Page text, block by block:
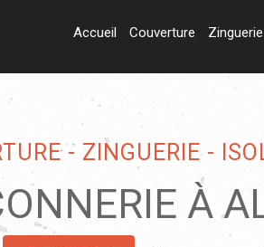
Accueil Couverture Zinguerie
- ZINGUERIE -
À